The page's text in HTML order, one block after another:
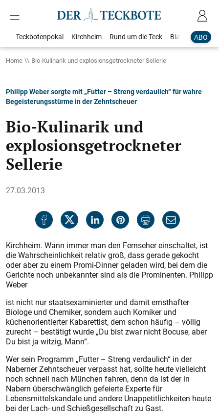
ABO
Teckbotenpokal Kirchheim Rund um die Teck Blaulicht
Home Bio-Kulinarik und explosionsgetrockneter Sellerie
Philipp Weber sorgte mit „Futter – Streng verdaulich“ für wahre
Begeisterungsstürme in der Zehntscheuer
Bio-Kulinarik und
explosionsgetrockneter
Sellerie
27.03.2013
Kirchheim. Wann immer man den Fernseher einschaltet, ist
die Wahrscheinlichkeit relativ groß, dass gerade gekocht
oder aber zu einem Promi-Dinner geladen wird, bei dem die
Gerichte noch unbekannter sind als die Prominenten. Philipp
Weber
ist nicht nur staatsexaminierter und damit ernsthafter
Biologe und Chemiker, sondern auch Komiker und
küchenorientierter Kabarettist, dem schon häufig – völlig
zurecht – bestätigt wurde „Du bist zwar nicht Bocuse, aber
Du bist ja witzig, Mann“.
Wer sein Programm „Futter – Streng verdaulich“ in der
Naberner Zehntscheuer verpasst hat, sollte heute vielleicht
noch schnell nach München fahren, denn da ist der in
Nabern überschwänglich gefeierte Experte für
Lebensmittelskandale und andere Unappetitlichkeiten heute
bei der Lach- und Schießgesellschaft zu Gast.